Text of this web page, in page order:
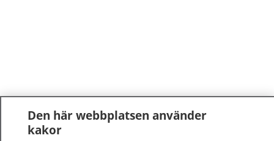
1177 –tryggt om din hälsa och vård
Den här webbplatsen använder
kakor